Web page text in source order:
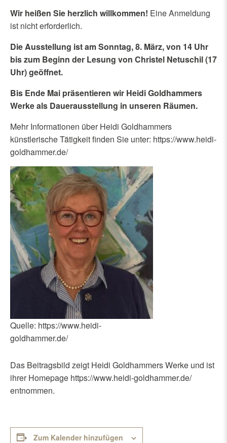
Wir heißen Sie herzlich willkommen! Eine Anmeldung
ist nicht erforderlich.
Die Ausstellung ist am Sonntag, 8. März, von 14 Uhr
bis zum Beginn der Lesung von Christel Netuschil (17
Uhr) geöffnet.
Bis Ende Mai präsentieren wir Heidi Goldhammers
Werke als Dauerausstellung in unseren Räumen.
Mehr Informationen über Heidi Goldhammers
künstlerische Tätigkeit finden Sie unter: https://www.heidi-
goldhammer.de/
Quelle: https://www.heidi-
goldhammer.de/
Das Beitragsbild zeigt Heidi Goldhammers Werke und ist
ihrer Homepage https://www.heidi-goldhammer.de/
entnommen.
Zum Kalender hinzufügen